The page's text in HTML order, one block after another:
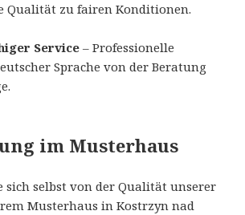
Qualität zu fairen Konditionen.
Service – Professionelle
Sprache von der Beratung
im Musterhaus
sich selbst von der Qualität unserer
Musterhaus in Kostrzyn nad